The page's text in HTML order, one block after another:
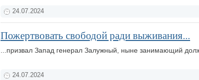
24.07.2024
Пожертвовать свободой ради выживания...
...призвал Запад генерал Залужный, ныне занимающий
24.07.2024